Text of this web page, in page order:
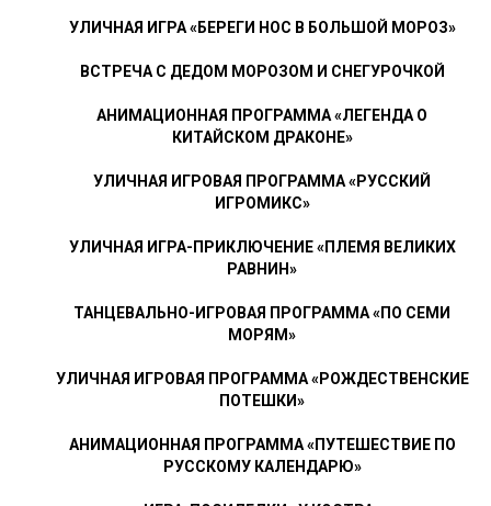
УЛИЧНАЯ ИГРА «БЕРЕГИ НОС В БОЛЬШОЙ МОРОЗ»
ВСТРЕЧА С ДЕДОМ МОРОЗОМ И СНЕГУРОЧКОЙ
АНИМАЦИОННАЯ ПРОГРАММА «ЛЕГЕНДА О
КИТАЙСКОМ ДРАКОНЕ»
УЛИЧНАЯ ИГРОВАЯ ПРОГРАММА «РУССКИЙ
ИГРОМИКС»
УЛИЧНАЯ ИГРА-ПРИКЛЮЧЕНИЕ «ПЛЕМЯ ВЕЛИКИХ
РАВНИН»
ТАНЦЕВАЛЬНО-ИГРОВАЯ ПРОГРАММА «ПО СЕМИ
МОРЯМ»
УЛИЧНАЯ ИГРОВАЯ ПРОГРАММА «РОЖДЕСТВЕНСКИЕ
ПОТЕШКИ»
АНИМАЦИОННАЯ ПРОГРАММА «ПУТЕШЕСТВИЕ ПО
РУССКОМУ КАЛЕНДАРЮ»